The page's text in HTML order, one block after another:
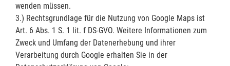
wenden müssen.
3.) Rechtsgrundlage für die Nutzung von Google Maps ist
Art. 6 Abs. 1 S. 1 lit. f DS-GVO. Weitere Informationen zum
Zweck und Umfang der Datenerhebung und ihrer
Verarbeitung durch Google erhalten Sie in der